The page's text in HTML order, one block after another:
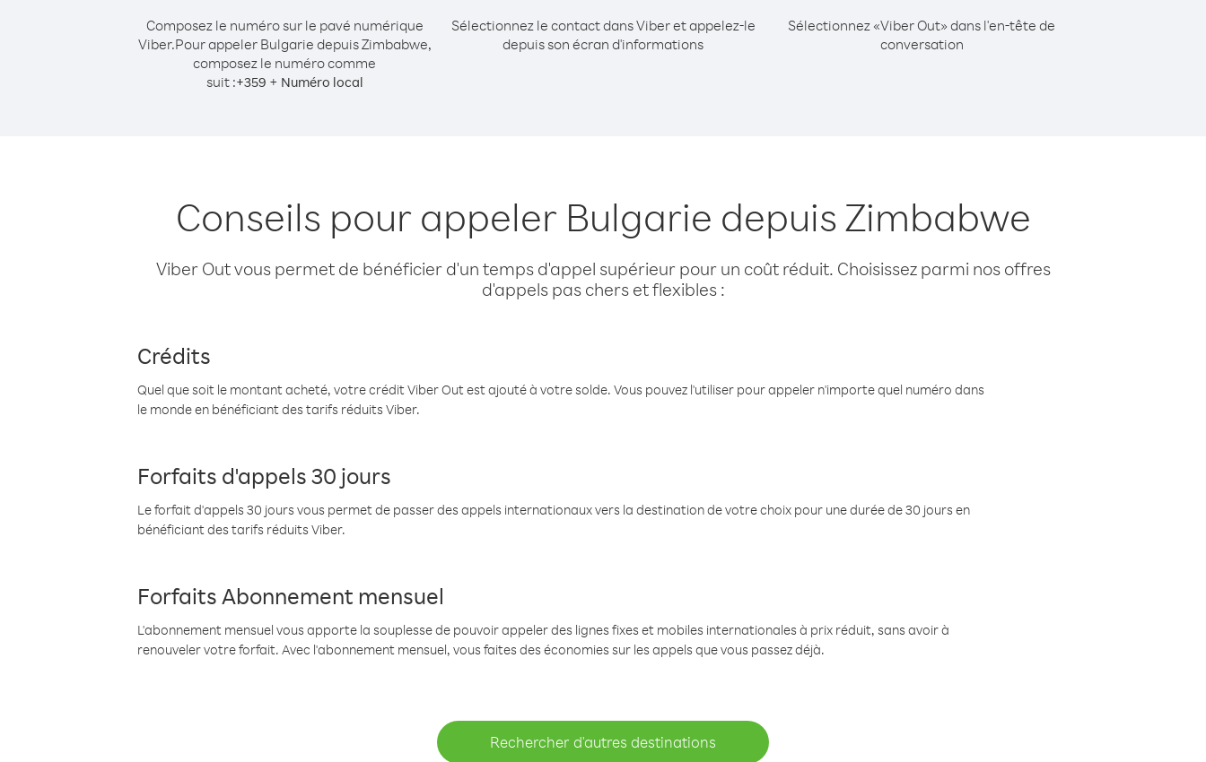
Composez le numéro sur le pavé numérique
Viber.Pour appeler Bulgarie depuis Zimbabwe,
composez le numéro comme
suit :+359 + Numéro local
Sélectionnez le contact dans Viber et appelez-le
depuis son écran d'informations
Sélectionnez «Viber Out» dans l'en-tête de
conversation
Conseils pour appeler Bulgarie depuis Zimbabwe
Viber Out vous permet de bénéficier d'un temps d'appel supérieur pour un coût réduit. Choisissez parmi nos offres
d'appels pas chers et flexibles :
Crédits
Quel que soit le montant acheté, votre crédit Viber Out est ajouté à votre solde. Vous pouvez l'utiliser pour appeler n'importe quel numéro dans
le monde en bénéficiant des tarifs réduits Viber.
Forfaits d'appels 30 jours
Le forfait d'appels 30 jours vous permet de passer des appels internationaux vers la destination de votre choix pour une durée de 30 jours en
bénéficiant des tarifs réduits Viber.
Forfaits Abonnement mensuel
L'abonnement mensuel vous apporte la souplesse de pouvoir appeler des lignes fixes et mobiles internationales à prix réduit, sans avoir à
renouveler votre forfait. Avec l'abonnement mensuel, vous faites des économies sur les appels que vous passez déjà.
Rechercher d'autres destinations